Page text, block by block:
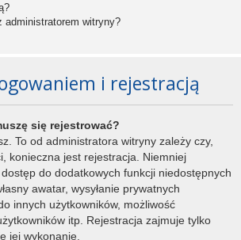
witryny?
i rejestracją
się rejestrować?
To od administratora witryny zależy czy,
konieczna jest rejestracja. Niemniej
do dodatkowych funkcji niedostępnych
awatar, wysyłanie prywatnych
innych użytkowników, możliwość
itp. Rejestracja zajmuje tylko
jej wykonanie.